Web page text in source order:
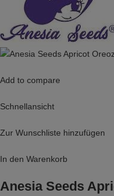
Add to compare
Schnellansicht
Zur Wunschliste hinzufügen
In den Warenkorb
Anesia Seeds